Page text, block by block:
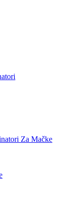
Za Mačke